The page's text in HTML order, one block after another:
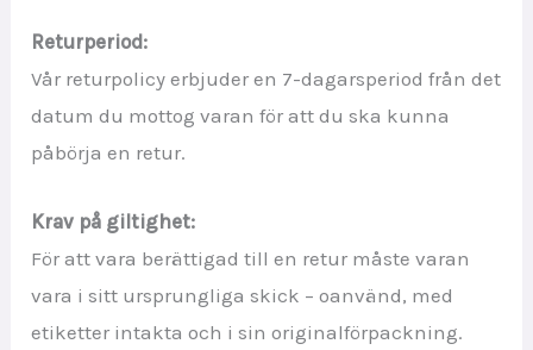
Returperiod:
Vår returpolicy erbjuder en 7-dagarsperiod från det
datum du mottog varan för att du ska kunna
påbörja en retur.
Krav på giltighet:
För att vara berättigad till en retur måste varan
vara i sitt ursprungliga skick – oanvänd, med
etiketter intakta och i sin originalförpackning.